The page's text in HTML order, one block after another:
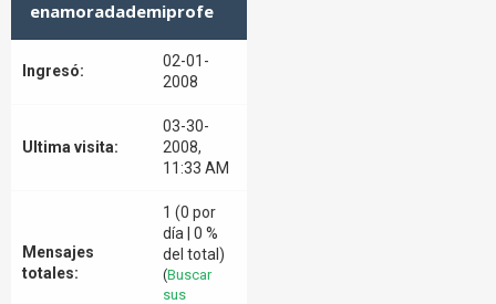
enamoradademiprofe
Ingresó:
02-01-
2008
Ultima visita:
03-30-
2008,
11:33 AM
Mensajes
totales:
1 (0 por
día | 0 %
del total)
(Buscar
sus